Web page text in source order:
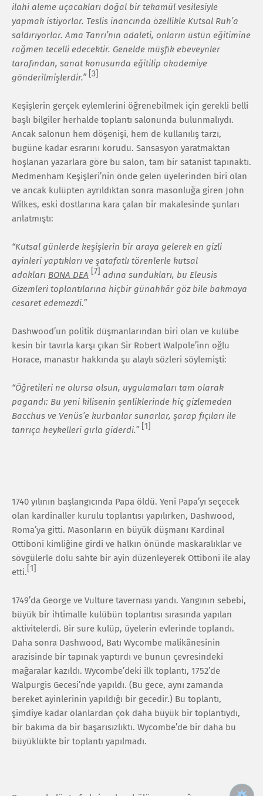
ilahi aleme uçacakları doğal bir tekamül vesilesiyle
yapmak istiyorlar. Teslis inancında özellikle Kutsal Ruh’a
saldırıyorlar. Ama Tanrı’nın adaleti, onların üstün eğitimine
rağmen tecelli edecektir. Genelde müşfik ebeveynler
tarafından, sanat konusunda eğitilip akademiye
gönderilmişlerdir.” [3]
Keşişlerin gerçek eylemlerini öğrenebilmek için gerekli belli
başlı bilgiler herhalde toplantı salonunda bulunmalıydı.
Ancak salonun hem döşenişi, hem de kullanılış tarzı,
bugüne kadar esrarını korudu. Sansasyon yaratmaktan
hoşlanan yazarlara göre bu salon, tam bir satanist tapınaktı.
Medmenham Keşişleri’nin önde gelen üyelerinden biri olan
ve ancak kulüpten ayrıldıktan sonra masonluğa giren John
Wilkes, eski dostlarına kara çalan bir makalesinde şunları
anlatmıştı:
“Kutsal günlerde keşişlerin bir araya gelerek en gizli
ayinleri yaptıkları ve şatafatlı törenlerle kutsal
adakları BONA DEA [7] adına sundukları, bu Eleusis
Gizemleri toplantılarına hiçbir günahkâr göz bile bakmaya
cesaret edemezdi.”
Dashwood’un politik düşmanlarından biri olan ve kulübe
kesin bir tavırla karşı çıkan Sir Robert Walpole’inn oğlu
Horace, manastır hakkında şu alaylı sözleri söylemişti:
“Öğretileri ne olursa olsun, uygulamaları tam olarak
pagandı: Bu yeni kilisenin şenliklerinde hiç gizlemeden
Bacchus ve Venüs’e kurbanlar sunarlar, şarap fıçıları ile
tanrıça heykelleri gırla giderdi.” [1]
1740 yılının başlangıcında Papa öldü. Yeni Papa’yı seçecek
olan kardinaller kurulu toplantısı yapılırken, Dashwood,
Roma’ya gitti. Masonların en büyük düşmanı Kardinal
Ottiboni kimliğine girdi ve halkın önünde maskaralıklar ve
sövgülerle dolu sahte bir ayin düzenleyerek Ottiboni ile alay
etti. [1]
1749’da George ve Vulture tavernası yandı. Yangının sebebi,
büyük bir ihtimalle kulübün toplantısı sırasında yapılan
aktivitelerdi. Bir sure kulüp, üyelerin evlerinde toplandı.
Daha sonra Dashwood, Batı Wycombe malikânesinin
arazisinde bir tapınak yaptırdı ve bunun çevresindeki
mağaralar kazıldı. Wycombe’deki ilk toplantı, 1752’de
Walpurgis Gecesi’nde yapıldı. (Bu gece, aynı zamanda
bereket ayinlerinin yapıldığı bir gecedir.) Bu toplantı,
şimdiye kadar olanlardan çok daha büyük bir toplantıydı,
bir bakıma da bir başarısızlıktı. Wycombe’de bir daha bu
büyüklükte bir toplantı yapılmadı.